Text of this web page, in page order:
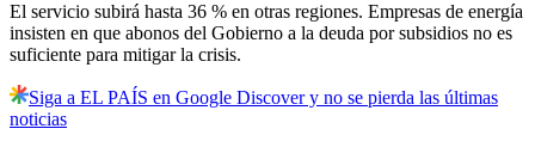
El servicio subirá hasta 36 % en otras regiones. Empresas de energía
insisten en que abonos del Gobierno a la deuda por subsidios no es
suficiente para mitigar la crisis.
Siga a EL PAÍS en Google Discover y no se pierda las últimas
noticias